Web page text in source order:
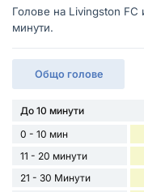
Голове на Livingston FC
минути.
Общо голове
До 10 минути
0 - 10 мин
11 - 20 минути
21 - 30 Минути